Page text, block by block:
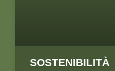
SOSTENIBILITÀ